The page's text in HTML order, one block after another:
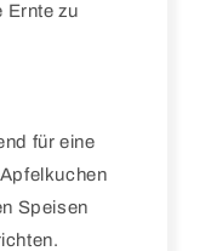
Ernte zu
für eine
Speisen